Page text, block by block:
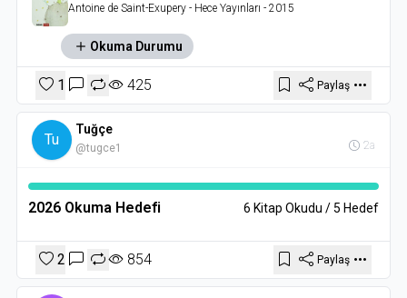
Antoine de Saint-Exupery- Hece Yayınları - 2015
Okuma Durumu
1 425 Paylaş
Tu
Tuğçe
@tugce1 2a
2026 Okuma Hedefi 6 Kitap Okudu / 5 Hedef
2 854 Paylaş